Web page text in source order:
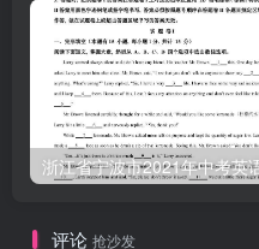
评论 抢沙发